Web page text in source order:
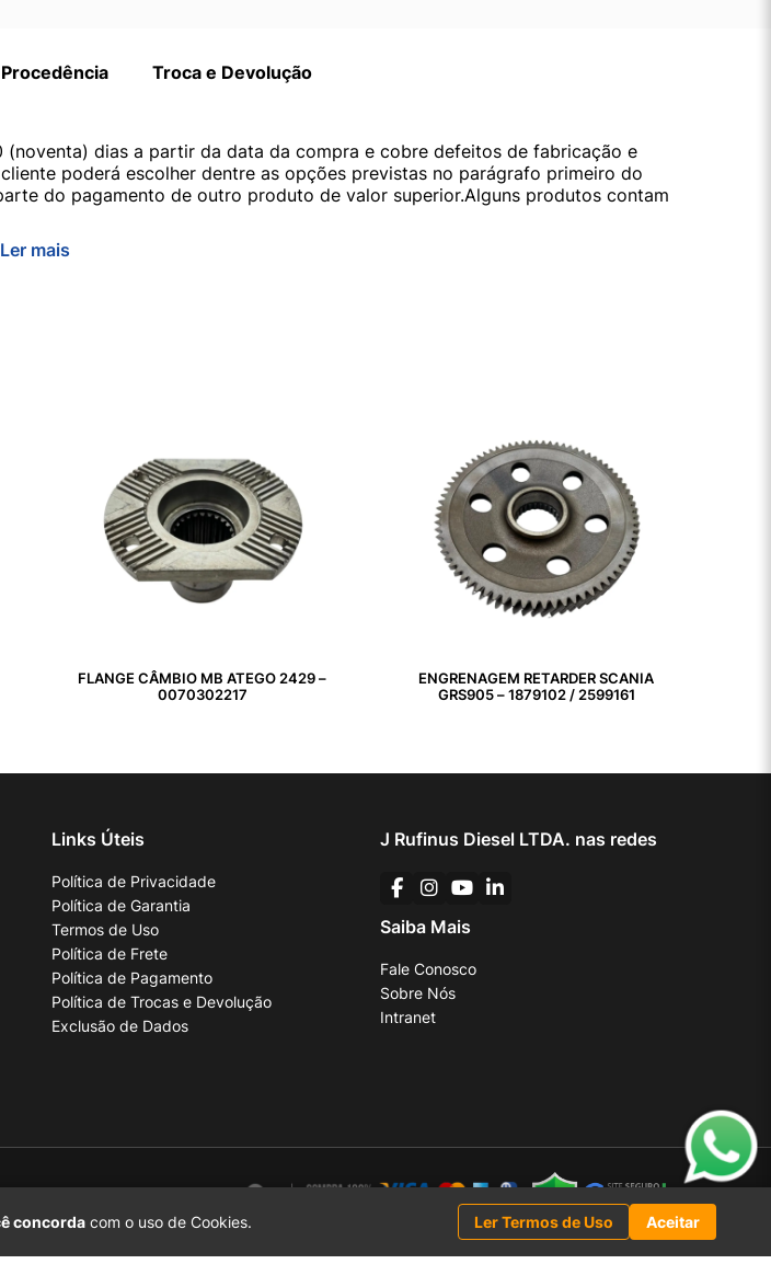
Troca e Devolução
dias a partir da data da compra e cobre defeitos de fabricação e
poderá escolher dentre as opções previstas no parágrafo primeiro do
do pagamento de outro produto de valor superior.Alguns produtos contam
Ler mais
FLANGE CÂMBIO MB ATEGO 2429 –
0070302217
ENGRENAGEM RETARDER SCANIA
GRS905 – 1879102 / 2599161
Links Úteis
Política de Privacidade
Política de Garantia
Termos de Uso
Política de Frete
Política de Pagamento
Política de Trocas e Devolução
Exclusão de Dados
J Rufinus Diesel LTDA. nas redes
Saiba Mais
Fale Conosco
Sobre Nós
Intranet
concorda com o uso de Cookies. Ler Termos de Uso Aceitar